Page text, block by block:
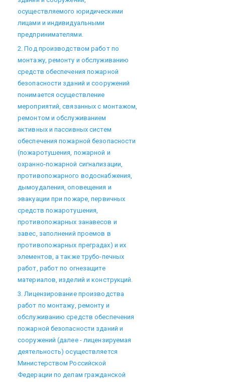
осуществляемого юридическими
лицами и индивидуальными
предпринимателями.
2. Под производством работ по
монтажу, ремонту и обслуживанию
средств обеспечения пожарной
безопасности зданий и сооружений
понимается осуществление
мероприятий, связанных с монтажом,
ремонтом и обслуживанием
активных и пассивных систем
обеспечения пожарной безопасности
(пожаротушения, пожарной и
охранно-пожарной сигнализации,
противопожарного водоснабжения,
дымоудаления, оповещения и
эвакуации при пожаре, первичных
средств пожаротушения,
противопожарных занавесов и
завес, заполнений проемов в
противопожарных преградах) и их
элементов, а также трубо-печных
работ, работ по огнезащите
материалов, изделий и конструкций.
3. Лицензирование производства
работ по монтажу, ремонту и
обслуживанию средств обеспечения
пожарной безопасности зданий и
сооружений (далее - лицензируемая
деятельность) осуществляется
Министерством Российской
Федерации по делам гражданской